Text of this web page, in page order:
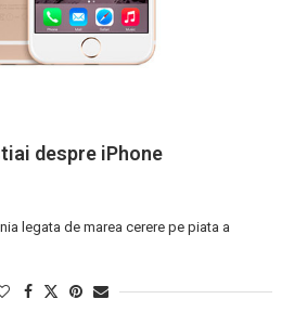
despre iPhone
legata de marea cerere pe piata a